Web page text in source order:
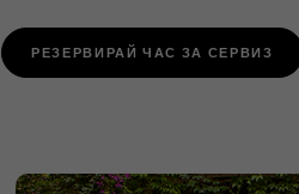
РЕЗЕРВИРАЙ ЧАС ЗА СЕРВИЗ